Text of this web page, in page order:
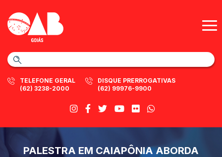
TELEFONE GERAL
(62) 3238-2000
DISQUE PRERROGATIVAS
(62) 99976-9900
PALESTRA EM CAIAPÔNIA ABORDA